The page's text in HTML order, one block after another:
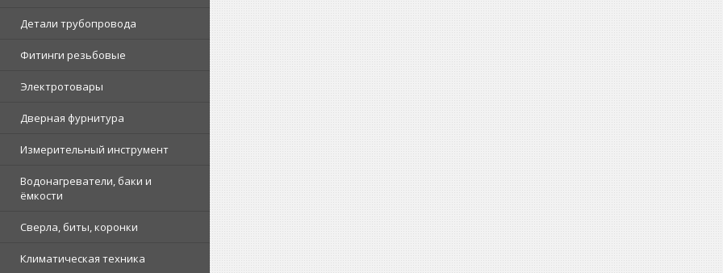
Детали трубопровода
Фитинги резьбовые
Электротовары
Дверная фурнитура
Измерительный инструмент
Водонагреватели, баки и
ёмкости
Сверла, биты, коронки
Климатическая техника